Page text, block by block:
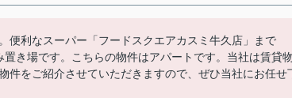
便利なスーパー「フードスクエアカスミ牛久店」まで
き場です。こちらの物件はアパートです。当社は賃貸物
件をご紹介させていただきますので、ぜひ当社にお任せ